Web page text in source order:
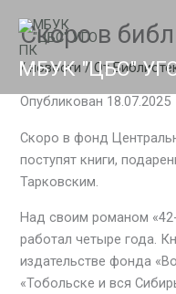
содержимому
МБУК "ЦБС"
Скоро в
/новости/ От
Опубликован 18.07.2025
Скоро в фонд
поступят книги,
Тарковским.
Над своим романом
работал четыре года.
издательстве фонда
«Тобольске и вся